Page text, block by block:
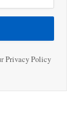
Privacy Policy